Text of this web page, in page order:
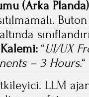
(Arka
“UI/UX
– 3 Hours.“
LLM